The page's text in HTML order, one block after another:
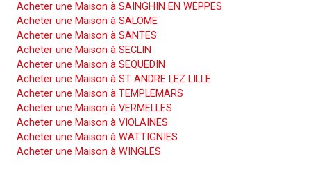
Acheter une Maison à SAINGHIN EN WEPPES
Acheter une Maison à SALOME
Acheter une Maison à SANTES
Acheter une Maison à SECLIN
Acheter une Maison à SEQUEDIN
Acheter une Maison à ST ANDRE LEZ LILLE
Acheter une Maison à TEMPLEMARS
Acheter une Maison à VERMELLES
Acheter une Maison à VIOLAINES
Acheter une Maison à WATTIGNIES
Acheter une Maison à WINGLES